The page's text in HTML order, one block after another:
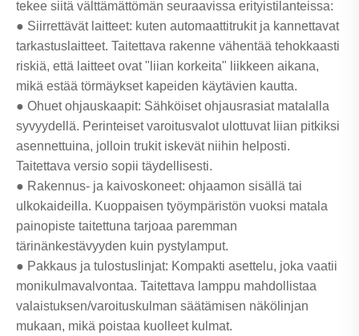
tekee siitä välttämättömän seuraavissa erityistilanteissa:
● Siirrettävät laitteet: kuten automaattitrukit ja kannettavat
tarkastuslaitteet. Taitettava rakenne vähentää tehokkaasti
riskiä, ​​että laitteet ovat "liian korkeita" liikkeen aikana,
mikä estää törmäykset kapeiden käytävien kautta.
● Ohuet ohjauskaapit: Sähköiset ohjausrasiat matalalla
syvyydellä. Perinteiset varoitusvalot ulottuvat liian pitkiksi
asennettuina, jolloin trukit iskevät niihin helposti.
Taitettava versio sopii täydellisesti.
● Rakennus- ja kaivoskoneet: ohjaamon sisällä tai
ulkokaideilla. Kuoppaisen työympäristön vuoksi matala
painopiste taitettuna tarjoaa paremman
tärinänkestävyyden kuin pystylamput.
● Pakkaus ja tulostuslinjat: Kompakti asettelu, joka vaatii
monikulmavalvontaa. Taitettava lamppu mahdollistaa
valaistuksen/varoituskulman säätämisen näkölinjan
mukaan, mikä poistaa kuolleet kulmat.